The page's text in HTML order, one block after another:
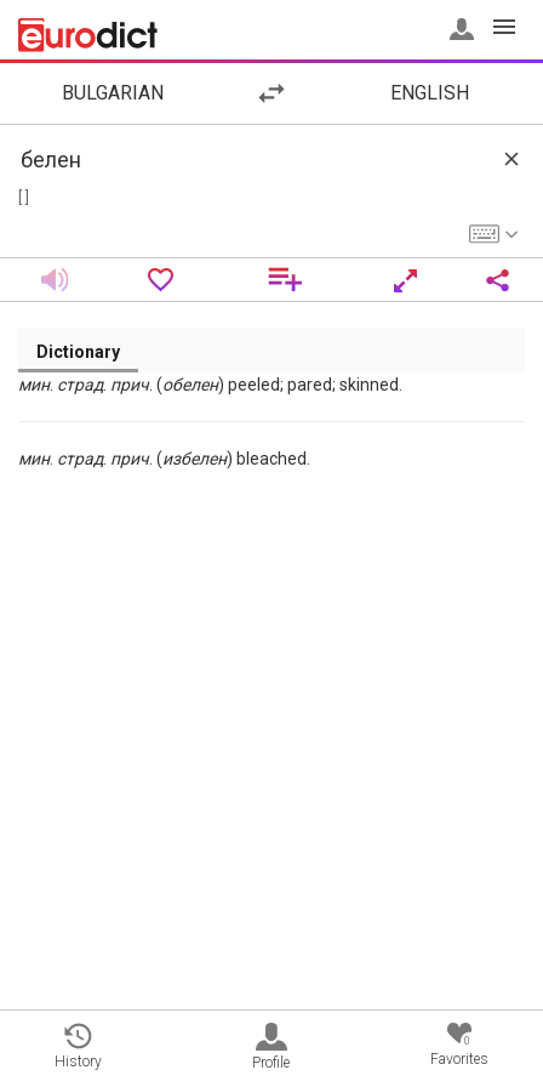
BULGARIAN ENGLISH
Dictionary
мин. страд. прич. (обелен) peeled; pared; skinned.
мин. страд. прич. (избелен) bleached.
History Profile
0
Favorites